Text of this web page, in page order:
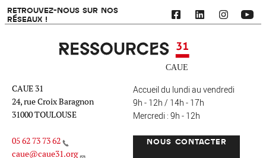
RETROUVEZ-NOUS SUR NOS
RÉSEAUX !
Ressources 31
CAUE 31
24, rue Croix Baragnon
31000 TOULOUSE
05 62 73 73 62
caue@caue31.org
Accueil du lundi au vendredi
9h - 12h / 14h - 17h
Mercredi : 9h - 12h
NOUS CONTACTER